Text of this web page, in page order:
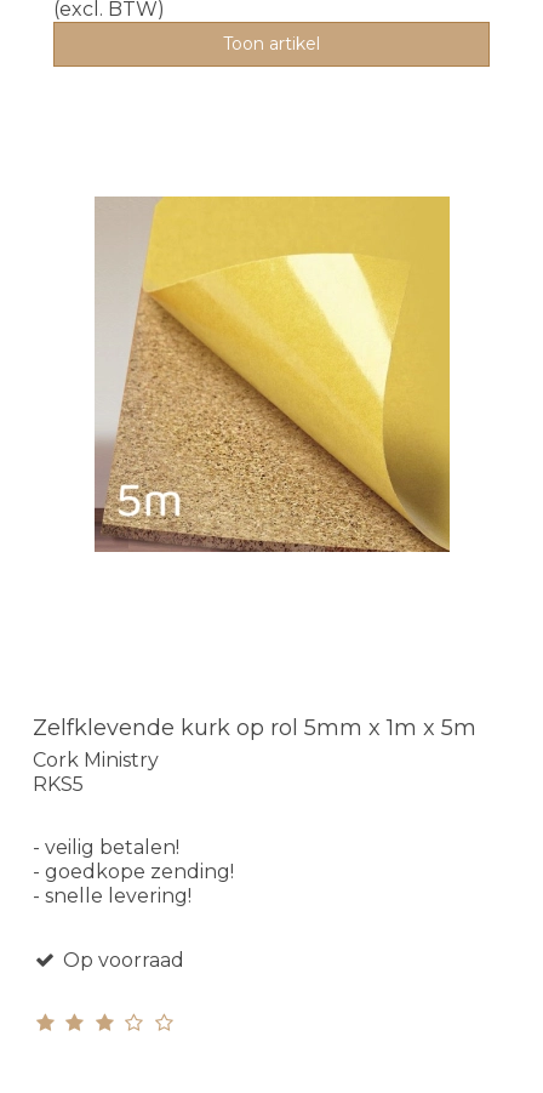
(excl. BTW)
Toon artikel
Zelfklevende kurk op rol 5mm x 1m x 5m
Cork Ministry
RKS5
- veilig betalen!
- goedkope zending!
- snelle levering!
Op voorraad